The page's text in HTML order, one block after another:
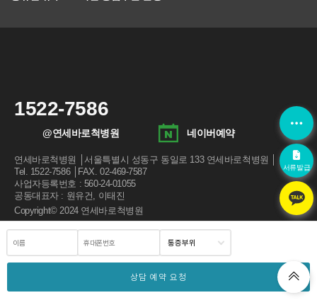
서류발급
1522-7586
@연세바로척병원 네이버예약
연세바로척병원 │서울특별시 성동구 동일로 133 연세바로척병원 │
Tel. 1522-7586 │FAX. 02-469-7587
사업자등록번호 : 560-24-01055
공동대표자 : 원유건, 이태진
Copyright© 2024 연세바로척병원